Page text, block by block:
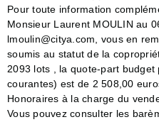
Pour toute information
Monsieur Laurent MOULIN au
lmoulin@citya.com, vous en
soumis au statut de la
2093 lots , la quote-part budget
courantes) est de 2 508,00
Honoraires à la charge du
Vous pouvez consulter les